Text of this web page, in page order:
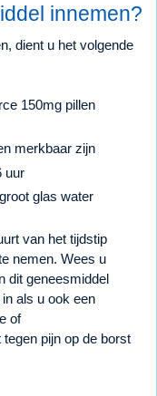
innemen?
dient u het volgende
150mg pillen
merkbaar zijn
uur
glas water
van het tijdstip
nemen. Wees u
dit geneesmiddel
als u ook een
of
pijn op de borst